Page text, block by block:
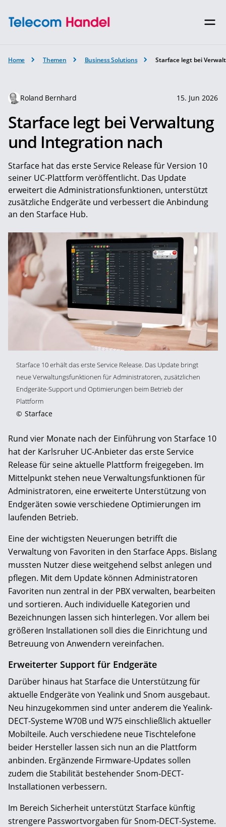
Home Themen Business Solutions Starface legt bei
Roland Bernhard 15. Jun 2026
Starface legt bei Verwaltung
und Integration nach
Starface hat das erste Service Release für Version 10
seiner UC-Plattform veröffentlicht. Das Update
erweitert die Administrationsfunktionen, unterstützt
zusätzliche Endgeräte und verbessert die Anbindung
an den Starface Hub.
Starface 10 erhält das erste Service Release. Das Update bringt
neue Verwaltungsfunktionen für Administratoren, zusätzlichen
Endgeräte-Support und Optimierungen beim Betrieb der
Plattform
© Starface
Rund vier Monate nach der Einführung von Starface 10
hat der Karlsruher UC-Anbieter das erste Service
Release für seine aktuelle Plattform freigegeben. Im
Mittelpunkt stehen neue Verwaltungsfunktionen für
Administratoren, eine erweiterte Unterstützung von
Endgeräten sowie verschiedene Optimierungen im
laufenden Betrieb.
Eine der wichtigsten Neuerungen betrifft die
Verwaltung von Favoriten in den Starface Apps. Bislang
mussten Nutzer diese weitgehend selbst anlegen und
pflegen. Mit dem Update können Administratoren
Favoriten nun zentral in der PBX verwalten, bearbeiten
und sortieren. Auch individuelle Kategorien und
Bezeichnungen lassen sich hinterlegen. Vor allem bei
größeren Installationen soll dies die Einrichtung und
Betreuung von Anwendern vereinfachen.
Erweiterter Support für Endgeräte
Darüber hinaus hat Starface die Unterstützung für
aktuelle Endgeräte von Yealink und Snom ausgebaut.
Neu hinzugekommen sind unter anderem die Yealink-
DECT-Systeme W70B und W75 einschließlich aktueller
Mobilteile. Auch verschiedene neue Tischtelefone
beider Hersteller lassen sich nun an die Plattform
anbinden. Ergänzende Firmware-Updates sollen
zudem die Stabilität bestehender Snom-DECT-
Installationen verbessern.
Im Bereich Sicherheit unterstützt Starface künftig
strengere Passwortvorgaben für Snom-DECT-Systeme.